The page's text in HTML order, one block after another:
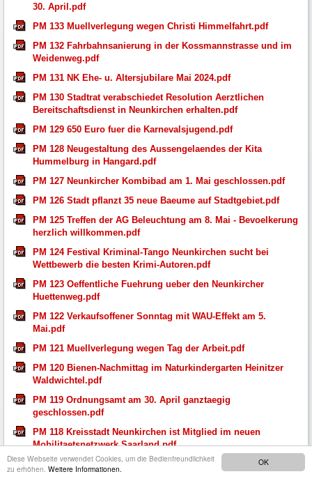
OK
Diese Webseite verwendet Cookies, um die Bedienfreundlichkeit
zu erhöhen. Weitere Informationen.
30. April.pdf
PM 133 Muellverlegung wegen Christi Himmelfahrt.pdf
PM 132 Fahrbahnsanierung in der Kossmannstrasse und im
Weidenweg.pdf
PM 131 NK Ehe- u. Altersjubilare Mai 2024.pdf
PM 130 Stadtrat verabschiedet Resolution Aerztlichen
Bereitschaftsdienst in Neunkirchen erhalten.pdf
PM 129 650 Euro fuer die Karnevalsjugend.pdf
PM 128 Neugestaltung des Aussengelaendes der Kita
Hummelburg in Hangard.pdf
PM 127 Neunkircher Kombibad am 1. Mai geschlossen.pdf
PM 126 Stadt pflanzt 35 neue Baeume auf Stadtgebiet.pdf
PM 125 Treffen der AG Beleuchtung am 8. Mai - Bevoelkerung
herzlich willkommen.pdf
PM 124 Festival Kriminal-Tango Neunkirchen sucht bei
Wettbewerb die besten Krimi-Autoren.pdf
PM 123 Oeffentliche Fuehrung ueber den Neunkircher
Huettenweg.pdf
PM 122 Verkaufsoffener Sonntag mit WAU-Effekt am 5.
Mai.pdf
PM 121 Muellverlegung wegen Tag der Arbeit.pdf
PM 120 Bienen-Nachmittag im Naturkindergarten Heinitzer
Waldwichtel.pdf
PM 119 Ordnungsamt am 30. April ganztaegig
geschlossen.pdf
PM 118 Kreisstadt Neunkirchen ist Mitglied im neuen
Mobilitaetsnetzwerk Saarland.pdf
PM 117 Sperrung in der Wellesweilerstrasse aufgehoben.pdf